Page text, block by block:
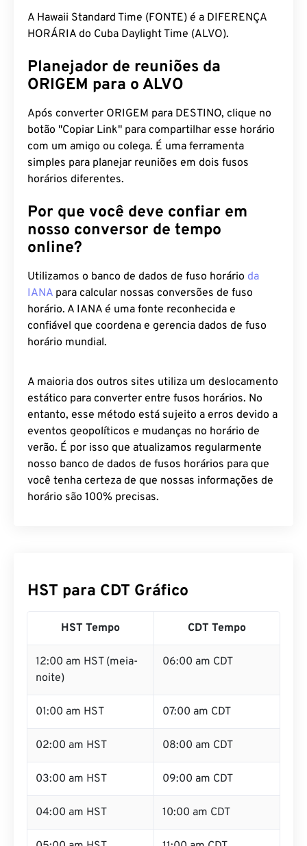
A Hawaii Standard Time (FONTE) é a DIFERENÇA
HORÁRIA do Cuba Daylight Time (ALVO).
Planejador de reuniões da
ORIGEM para o ALVO
Após converter ORIGEM para DESTINO, clique no
botão "Copiar Link" para compartilhar esse horário
com um amigo ou colega. É uma ferramenta
simples para planejar reuniões em dois fusos
horários diferentes.
Por que você deve confiar em
nosso conversor de tempo
online?
Utilizamos o banco de dados de fuso horário da
IANA para calcular nossas conversões de fuso
horário. A IANA é uma fonte reconhecida e
confiável que coordena e gerencia dados de fuso
horário mundial.
A maioria dos outros sites utiliza um deslocamento
estático para converter entre fusos horários. No
entanto, esse método está sujeito a erros devido a
eventos geopolíticos e mudanças no horário de
verão. É por isso que atualizamos regularmente
nosso banco de dados de fusos horários para que
você tenha certeza de que nossas informações de
horário são 100% precisas.
HST para CDT Gráfico
HST Tempo CDT Tempo
12:00 am HST (meia-
noite)
06:00 am CDT
01:00 am HST 07:00 am CDT
02:00 am HST 08:00 am CDT
03:00 am HST 09:00 am CDT
04:00 am HST 10:00 am CDT